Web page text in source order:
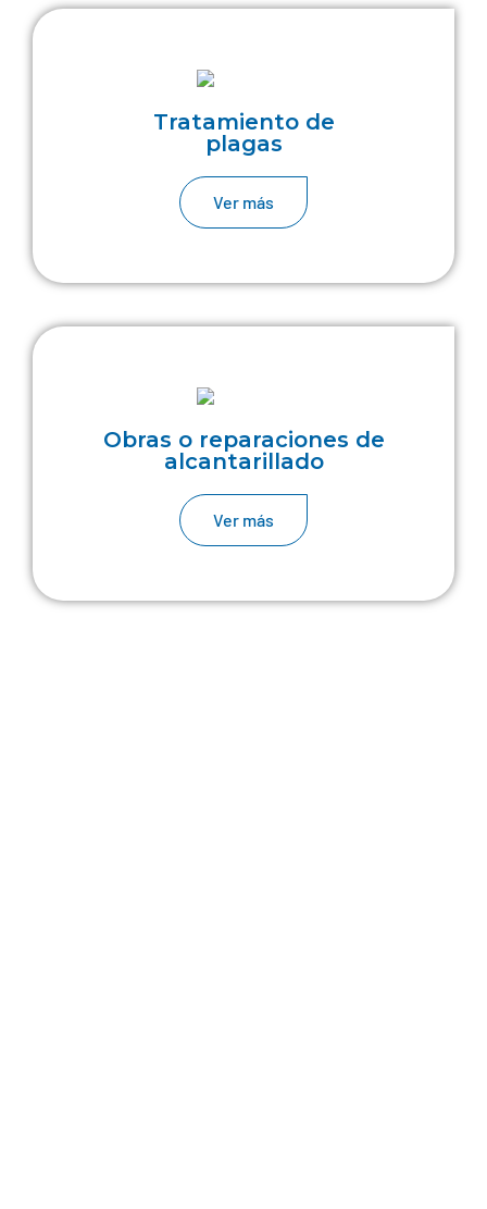
Tratamiento de
plagas
Ver más
Obras o reparaciones de
alcantarillado
Ver más